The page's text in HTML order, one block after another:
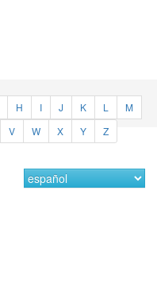
H I J K L
M
V W X Y Z